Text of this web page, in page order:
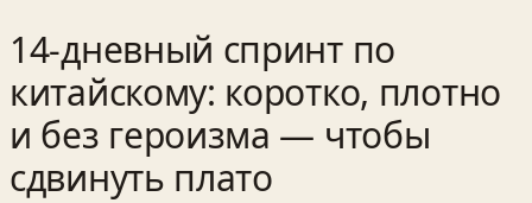
14‑дневный спринт по
китайскому: коротко, плотно
и без героизма — чтобы
сдвинуть плато